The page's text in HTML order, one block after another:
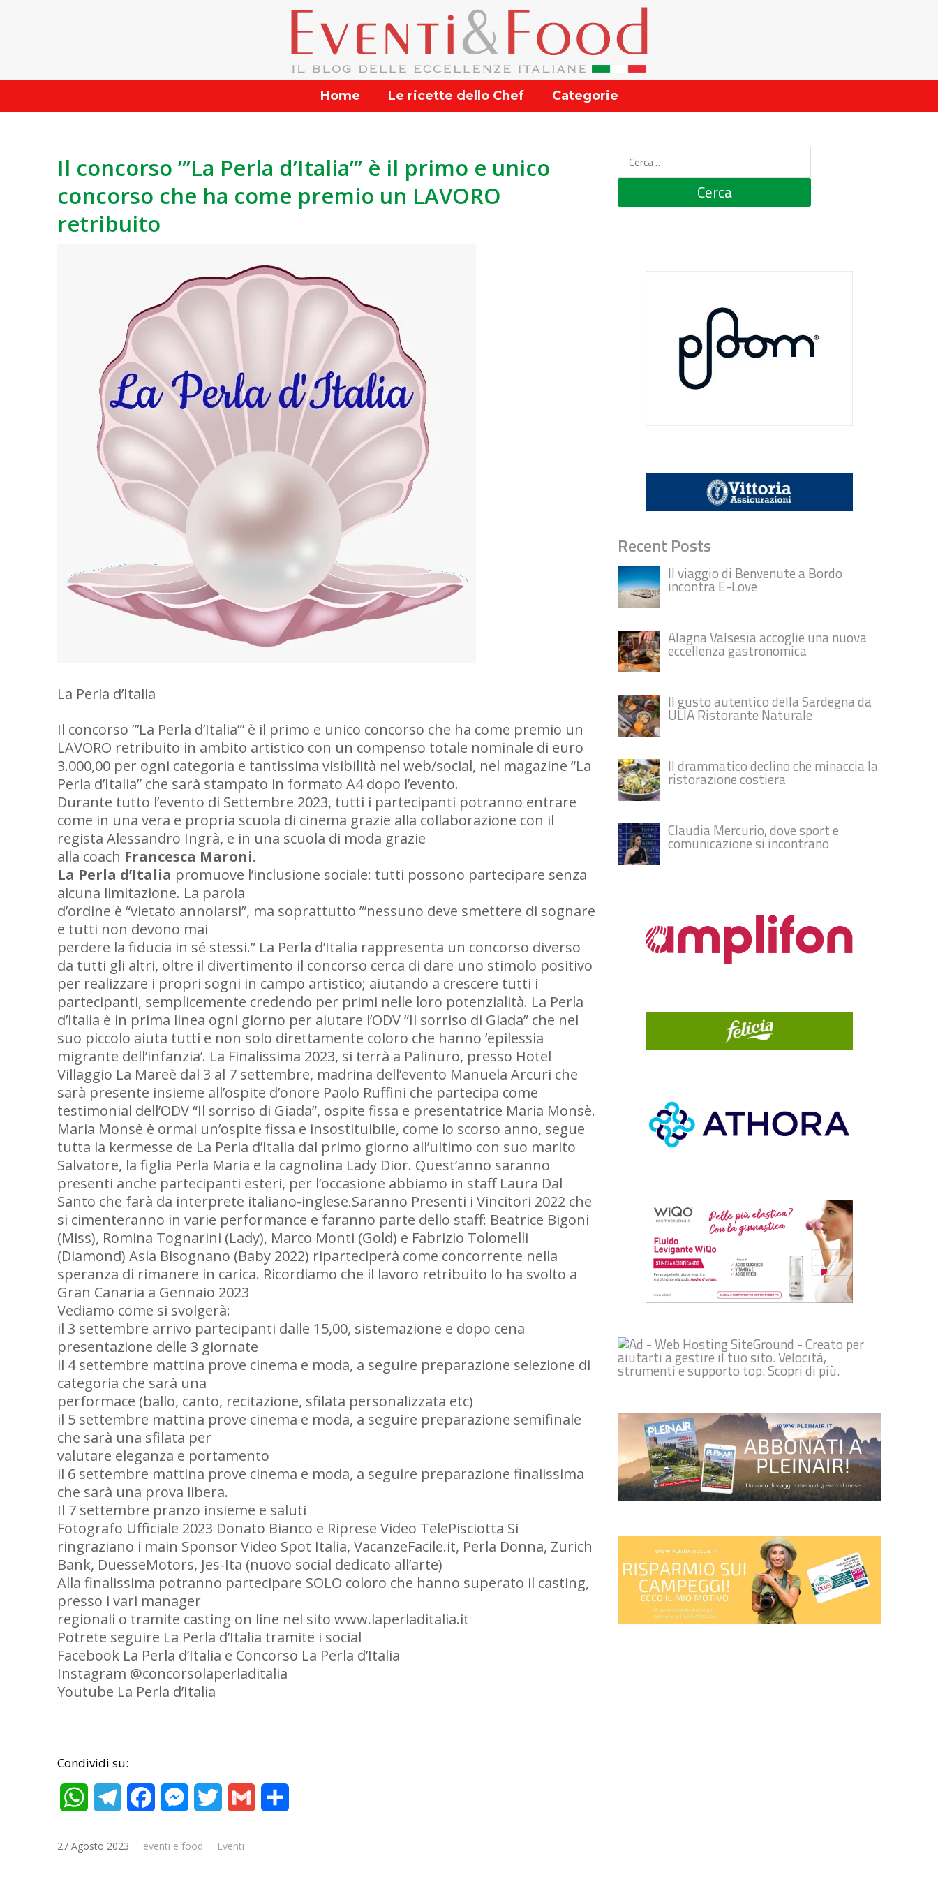
Home Le ricette dello Chef Categorie
Il concorso ”’La Perla d’Italia”’ è il primo e unico
concorso che ha come premio un LAVORO
retribuito
La Perla d’Italia
Il concorso ”’La Perla d’Italia”’ è il primo e unico concorso che ha come premio un
LAVORO retribuito in ambito artistico con un compenso totale nominale di euro
3.000,00 per ogni categoria e tantissima visibilità nel web/social, nel magazine “La
Perla d’Italia” che sarà stampato in formato A4 dopo l’evento.
Durante tutto l’evento di Settembre 2023, tutti i partecipanti potranno entrare
come in una vera e propria scuola di cinema grazie alla collaborazione con il
regista Alessandro Ingrà, e in una scuola di moda grazie
alla coach Francesca Maroni.
La Perla d’Italia promuove l’inclusione sociale: tutti possono partecipare senza
alcuna limitazione. La parola
d’ordine è “vietato annoiarsi”, ma soprattutto ”’nessuno deve smettere di sognare
e tutti non devono mai
perdere la fiducia in sé stessi.” La Perla d’Italia rappresenta un concorso diverso
da tutti gli altri, oltre il divertimento il concorso cerca di dare uno stimolo positivo
per realizzare i propri sogni in campo artistico; aiutando a crescere tutti i
partecipanti, semplicemente credendo per primi nelle loro potenzialità. La Perla
d’Italia è in prima linea ogni giorno per aiutare l’ODV “Il sorriso di Giada” che nel
suo piccolo aiuta tutti e non solo direttamente coloro che hanno ‘epilessia
migrante dell’infanzia’. La Finalissima 2023, si terrà a Palinuro, presso Hotel
Villaggio La Mareè dal 3 al 7 settembre, madrina dell’evento Manuela Arcuri che
sarà presente insieme all’ospite d’onore Paolo Ruffini che partecipa come
testimonial dell’ODV “Il sorriso di Giada”, ospite fissa e presentatrice Maria Monsè.
Maria Monsè è ormai un’ospite fissa e insostituibile, come lo scorso anno, segue
tutta la kermesse de La Perla d’Italia dal primo giorno all’ultimo con suo marito
Salvatore, la figlia Perla Maria e la cagnolina Lady Dior. Quest’anno saranno
presenti anche partecipanti esteri, per l’occasione abbiamo in staff Laura Dal
Santo che farà da interprete italiano-inglese.Saranno Presenti i Vincitori 2022 che
si cimenteranno in varie performance e faranno parte dello staff: Beatrice Bigoni
(Miss), Romina Tognarini (Lady), Marco Monti (Gold) e Fabrizio Tolomelli
(Diamond) Asia Bisognano (Baby 2022) riparteciperà come concorrente nella
speranza di rimanere in carica. Ricordiamo che il lavoro retribuito lo ha svolto a
Gran Canaria a Gennaio 2023
Vediamo come si svolgerà:
il 3 settembre arrivo partecipanti dalle 15,00, sistemazione e dopo cena
presentazione delle 3 giornate
il 4 settembre mattina prove cinema e moda, a seguire preparazione selezione di
categoria che sarà una
performace (ballo, canto, recitazione, sfilata personalizzata etc)
il 5 settembre mattina prove cinema e moda, a seguire preparazione semifinale
che sarà una sfilata per
valutare eleganza e portamento
il 6 settembre mattina prove cinema e moda, a seguire preparazione finalissima
che sarà una prova libera.
Il 7 settembre pranzo insieme e saluti
Fotografo Ufficiale 2023 Donato Bianco e Riprese Video TelePisciotta Si
ringraziano i main Sponsor Video Spot Italia, VacanzeFacile.it, Perla Donna, Zurich
Bank, DuesseMotors, Jes-Ita (nuovo social dedicato all’arte)
Alla finalissima potranno partecipare SOLO coloro che hanno superato il casting,
presso i vari manager
regionali o tramite casting on line nel sito www.laperladitalia.it
Potrete seguire La Perla d’Italia tramite i social
Facebook La Perla d’Italia e Concorso La Perla d’Italia
Instagram @concorsolaperladitalia
Youtube La Perla d’Italia
Condividi su:
WhatsAppTelegramFacebookMessenger
Twitter Gmail
27 Agosto 2023 eventi e food Eventi
Recent Posts
Il viaggio di Benvenute a Bordo
incontra E-Love
Alagna Valsesia accoglie una nuova
eccellenza gastronomica
Il gusto autentico della Sardegna da
ULÌA Ristorante Naturale
Il drammatico declino che minaccia la
ristorazione costiera
Claudia Mercurio, dove sport e
comunicazione si incontrano